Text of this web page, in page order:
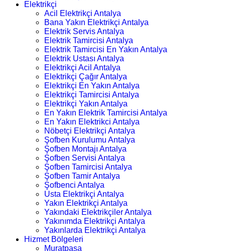
Elektrikçi
Acil Elektrikçi Antalya
Bana Yakın Elektrikçi Antalya
Elektrik Servis Antalya
Elektrik Tamircisi Antalya
Elektrik Tamircisi En Yakın Antalya
Elektrik Ustası Antalya
Elektrikçi Acil Antalya
Elektrikçi Çağır Antalya
Elektrikçi En Yakın Antalya
Elektrikçi Tamircisi Antalya
Elektrikçi Yakın Antalya
En Yakın Elektrik Tamircisi Antalya
En Yakın Elektrikci Antalya
Nöbetçi Elektrikçi Antalya
Şofben Kurulumu Antalya
Şofben Montajı Antalya
Şofben Servisi Antalya
Şofben Tamircisi Antalya
Şofben Tamir Antalya
Şofbenci Antalya
Usta Elektrikçi Antalya
Yakın Elektrikçi Antalya
Yakındaki Elektrikçiler Antalya
Yakınımda Elektrikçi Antalya
Yakınlarda Elektrikçi Antalya
Hizmet Bölgeleri
Muratpaşa